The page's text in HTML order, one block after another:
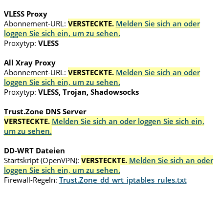
VLESS Proxy
Abonnement-URL: VERSTECKTE. Melden Sie sich an oder
loggen Sie sich ein, um zu sehen.
Proxytyp: VLESS
All Xray Proxy
Abonnement-URL: VERSTECKTE. Melden Sie sich an oder
loggen Sie sich ein, um zu sehen.
Proxytyp: VLESS, Trojan, Shadowsocks
Trust.Zone DNS Server
VERSTECKTE. Melden Sie sich an oder loggen Sie sich ein,
um zu sehen.
DD-WRT Dateien
Startskript (OpenVPN): VERSTECKTE. Melden Sie sich an oder
loggen Sie sich ein, um zu sehen.
Firewall-Regeln: Trust.Zone_dd_wrt_iptables_rules.txt